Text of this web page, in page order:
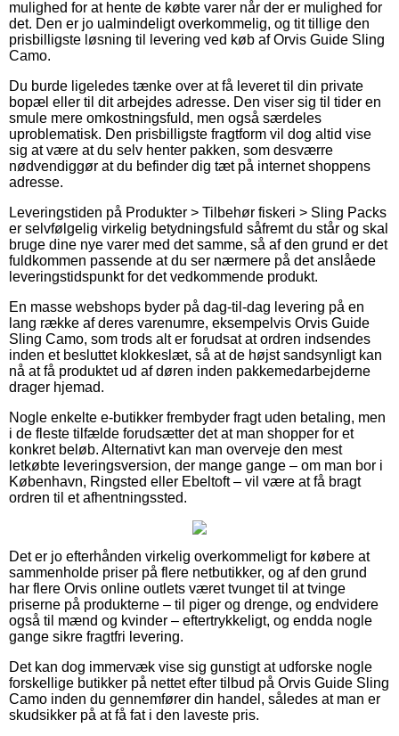
mulighed for at hente de købte varer når der er mulighed for
det. Den er jo ualmindeligt overkommelig, og tit tillige den
prisbilligste løsning til levering ved køb af Orvis Guide Sling
Camo.
Du burde ligeledes tænke over at få leveret til din private
bopæl eller til dit arbejdes adresse. Den viser sig til tider en
smule mere omkostningsfuld, men også særdeles
uproblematisk. Den prisbilligste fragtform vil dog altid vise
sig at være at du selv henter pakken, som desværre
nødvendiggør at du befinder dig tæt på internet shoppens
adresse.
Leveringstiden på Produkter > Tilbehør fiskeri > Sling Packs
er selvfølgelig virkelig betydningsfuld såfremt du står og skal
bruge dine nye varer med det samme, så af den grund er det
fuldkommen passende at du ser nærmere på det anslåede
leveringstidspunkt for det vedkommende produkt.
En masse webshops byder på dag-til-dag levering på en
lang række af deres varenumre, eksempelvis Orvis Guide
Sling Camo, som trods alt er forudsat at ordren indsendes
inden et besluttet klokkeslæt, så at de højst sandsynligt kan
nå at få produktet ud af døren inden pakkemedarbejderne
drager hjemad.
Nogle enkelte e-butikker frembyder fragt uden betaling, men
i de fleste tilfælde forudsætter det at man shopper for et
konkret beløb. Alternativt kan man overveje den mest
letkøbte leveringsversion, der mange gange – om man bor i
København, Ringsted eller Ebeltoft – vil være at få bragt
ordren til et afhentningssted.
Det er jo efterhånden virkelig overkommeligt for købere at
sammenholde priser på flere netbutikker, og af den grund
har flere Orvis online outlets været tvunget til at tvinge
priserne på produkterne – til piger og drenge, og endvidere
også til mænd og kvinder – eftertrykkeligt, og endda nogle
gange sikre fragtfri levering.
Det kan dog immervæk vise sig gunstigt at udforske nogle
forskellige butikker på nettet efter tilbud på Orvis Guide Sling
Camo inden du gennemfører din handel, således at man er
skudsikker på at få fat i den laveste pris.